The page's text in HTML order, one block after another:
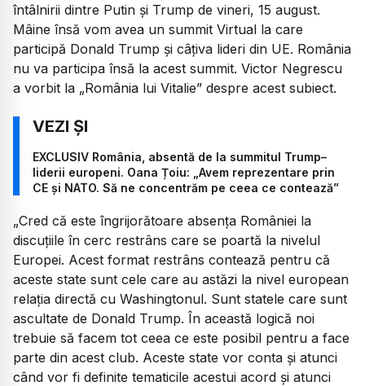
întâlnirii dintre Putin și Trump de vineri, 15 august.
Mâine însă vom avea un summit Virtual la care
participă Donald Trump și câțiva lideri din UE. România
nu va participa însă la acest summit. Victor Negrescu
a vorbit la „România lui Vitalie” despre acest subiect.
EXCLUSIV România, absentă de la summitul Trump–
liderii europeni. Oana Țoiu: „Avem reprezentare prin
CE și NATO. Să ne concentrăm pe ceea ce contează”
„Cred că este îngrijorătoare absența României la
discuțiile în cerc restrâns care se poartă la nivelul
Europei. Acest format restrâns contează pentru că
aceste state sunt cele care au astăzi la nivel european
relația directă cu Washingtonul. Sunt statele care sunt
ascultate de Donald Trump. În această logică noi
trebuie să facem tot ceea ce este posibil pentru a face
parte din acest club. Aceste state vor conta și atunci
când vor fi definite tematicile acestui acord și atunci